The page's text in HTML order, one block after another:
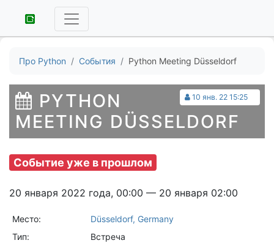
Про Python События Python Meeting Düsseldorf
10 янв. 22 15:25
PYTHON
MEETING DÜSSELDORF
Событие уже в прошлом
20 января 2022 года, 00:00 — 20 января 02:00
Место:
Düsseldorf, Germany
Тип:
Встреча